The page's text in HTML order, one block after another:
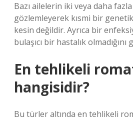
Bazı ailelerin iki veya daha
gözlemleyerek kısmi bir
kesin değildir. Ayrıca bir
bulaşıcı bir hastalık
En tehlikeli
hangisidir?
Bu türler altında en tehlikeli